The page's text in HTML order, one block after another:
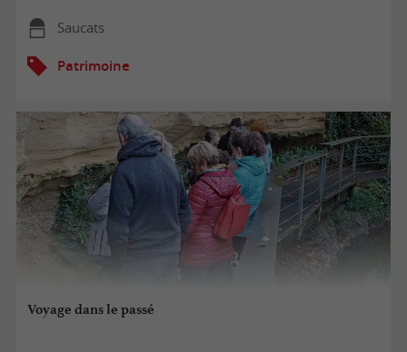
Saucats
Patrimoine
Voyage dans le passé